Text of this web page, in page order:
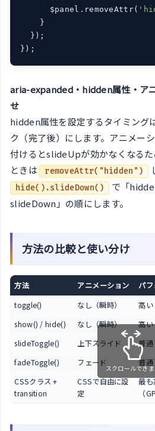
      $panel.removeAttr(
    }
  });
});
aria-expanded・hidden属性・ア
せ
hidden属性を設定するタイミング
ク（完了後）にします。アニメー
付けるとslideUpが効かなくなる
ときは
removeAttr("hidden")
hide().slideDown()
で「
slideDown」の順にします。
方法の比較と使い分け
方法 アニメーション パ
toggle()
なし（瞬時） 高い
show() / hide()
なし（瞬時） 高い
slideToggle()
上下スライド 普通
fadeToggle()
フェード 普通
CSSクラス +
transition
CSSで自由に設
定
最も
（
スクロールでき